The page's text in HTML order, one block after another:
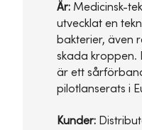
Är: Medicinsk-
utvecklat en
bakterier, även
skada kroppen.
är ett
pilotlanserats i
Kunder: